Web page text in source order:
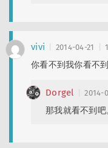
vivi 2014-04-21
你看不到我你看不
Dorgel 2014-
那我就看不到吧